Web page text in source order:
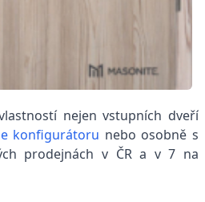
nejen vstupních dveří
konfigurátoru nebo osobně s
prodejnách v ČR a v 7 na